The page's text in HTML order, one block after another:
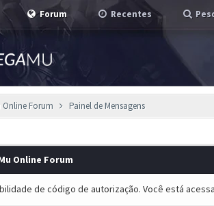
Forum Recentes
Online Forum Painel de Mensagens
Online Forum
de código de autorização. Você está